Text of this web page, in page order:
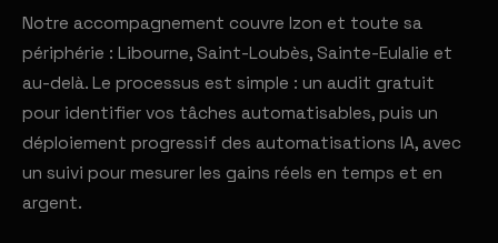
Notre accompagnement couvre Izon et toute sa
périphérie : Libourne, Saint-Loubès, Sainte-Eulalie et
au-delà. Le processus est simple : un audit gratuit
pour identifier vos tâches automatisables, puis un
déploiement progressif des automatisations IA, avec
un suivi pour mesurer les gains réels en temps et en
argent.